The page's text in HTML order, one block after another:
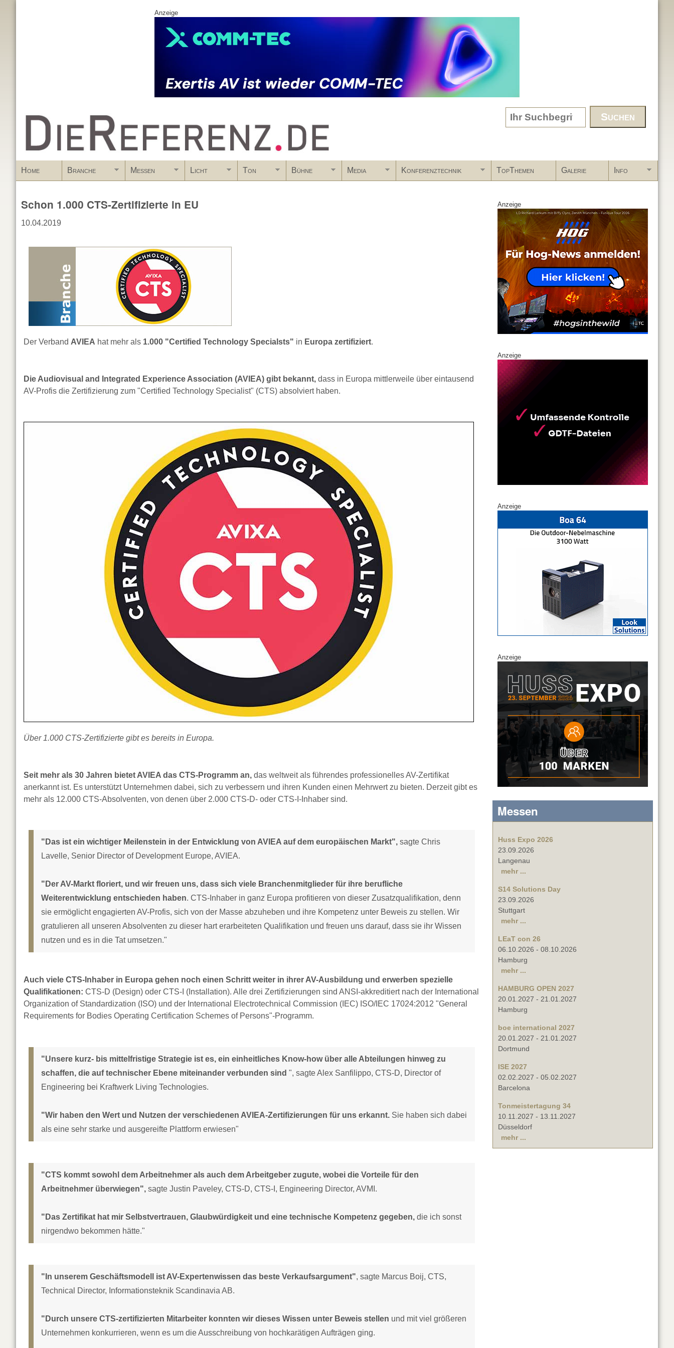
Anzeige
www.DieReferenz.de Search form
Home Branche Messen Licht Ton Bühne Media Konferenztechnik TopThemen Galerie Info
Schon 1.000 CTS-Zertifizierte in EU
10.04.2019
Der Verband AVIEA hat mehr als 1.000 "Certified Technology Specialsts" in Europa zertifiziert.
Die Audiovisual and Integrated Experience Association (AVIEA) gibt bekannt, dass in Europa mittlerweile über eintausend
AV-Profis die Zertifizierung zum "Certified Technology Specialist" (CTS) absolviert haben.
Über 1.000 CTS-Zertifizierte gibt es bereits in Europa.
Seit mehr als 30 Jahren bietet AVIEA das CTS-Programm an, das weltweit als führendes professionelles AV-Zertifikat
anerkannt ist. Es unterstützt Unternehmen dabei, sich zu verbessern und ihren Kunden einen Mehrwert zu bieten. Derzeit gibt es
mehr als 12.000 CTS-Absolventen, von denen über 2.000 CTS-D- oder CTS-I-Inhaber sind.
"Das ist ein wichtiger Meilenstein in der Entwicklung von AVIEA auf dem europäischen Markt", sagte Chris
Lavelle, Senior Director of Development Europe, AVIEA.
"Der AV-Markt floriert, und wir freuen uns, dass sich viele Branchenmitglieder für ihre berufliche
Weiterentwicklung entschieden haben. CTS-Inhaber in ganz Europa profitieren von dieser Zusatzqualifikation, denn
sie ermöglicht engagierten AV-Profis, sich von der Masse abzuheben und ihre Kompetenz unter Beweis zu stellen. Wir
gratulieren all unseren Absolventen zu dieser hart erarbeiteten Qualifikation und freuen uns darauf, dass sie ihr Wissen
nutzen und es in die Tat umsetzen."
Auch viele CTS-Inhaber in Europa gehen noch einen Schritt weiter in ihrer AV-Ausbildung und erwerben spezielle
Qualifikationen: CTS-D (Design) oder CTS-I (Installation). Alle drei Zertifizierungen sind ANSI-akkreditiert nach der International
Organization of Standardization (ISO) und der International Electrotechnical Commission (IEC) ISO/IEC 17024:2012 "General
Requirements for Bodies Operating Certification Schemes of Persons"-Programm.
"Unsere kurz- bis mittelfristige Strategie ist es, ein einheitliches Know-how über alle Abteilungen hinweg zu
schaffen, die auf technischer Ebene miteinander verbunden sind ", sagte Alex Sanfilippo, CTS-D, Director of
Engineering bei Kraftwerk Living Technologies.
"Wir haben den Wert und Nutzen der verschiedenen AVIEA-Zertifizierungen für uns erkannt. Sie haben sich dabei
als eine sehr starke und ausgereifte Plattform erwiesen"
"CTS kommt sowohl dem Arbeitnehmer als auch dem Arbeitgeber zugute, wobei die Vorteile für den
Arbeitnehmer überwiegen", sagte Justin Paveley, CTS-D, CTS-I, Engineering Director, AVMI.
"Das Zertifikat hat mir Selbstvertrauen, Glaubwürdigkeit und eine technische Kompetenz gegeben, die ich sonst
nirgendwo bekommen hätte."
"In unserem Geschäftsmodell ist AV-Expertenwissen das beste Verkaufsargument", sagte Marcus Boij, CTS,
Technical Director, Informationsteknik Scandinavia AB.
"Durch unsere CTS-zertifizierten Mitarbeiter konnten wir dieses Wissen unter Beweis stellen und mit viel größeren
Unternehmen konkurrieren, wenn es um die Ausschreibung von hochkarätigen Aufträgen ging.
Anzeige
Anzeige
Anzeige
Anzeige
Messen
Huss Expo 2026
23.09.2026
Langenau
mehr ...
S14 Solutions Day
23.09.2026
Stuttgart
mehr ...
LEaT con 26
06.10.2026 - 08.10.2026
Hamburg
mehr ...
HAMBURG OPEN 2027
20.01.2027 - 21.01.2027
Hamburg
boe international 2027
20.01.2027 - 21.01.2027
Dortmund
ISE 2027
02.02.2027 - 05.02.2027
Barcelona
Tonmeistertagung 34
10.11.2027 - 13.11.2027
Düsseldorf
mehr ...